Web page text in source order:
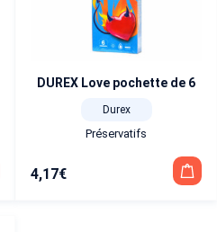
DUREX Love pochette de 6
Durex
Préservatifs
4,17€